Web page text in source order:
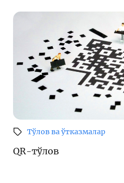
Тўлов ва ўтказмалар
QR-тўлов